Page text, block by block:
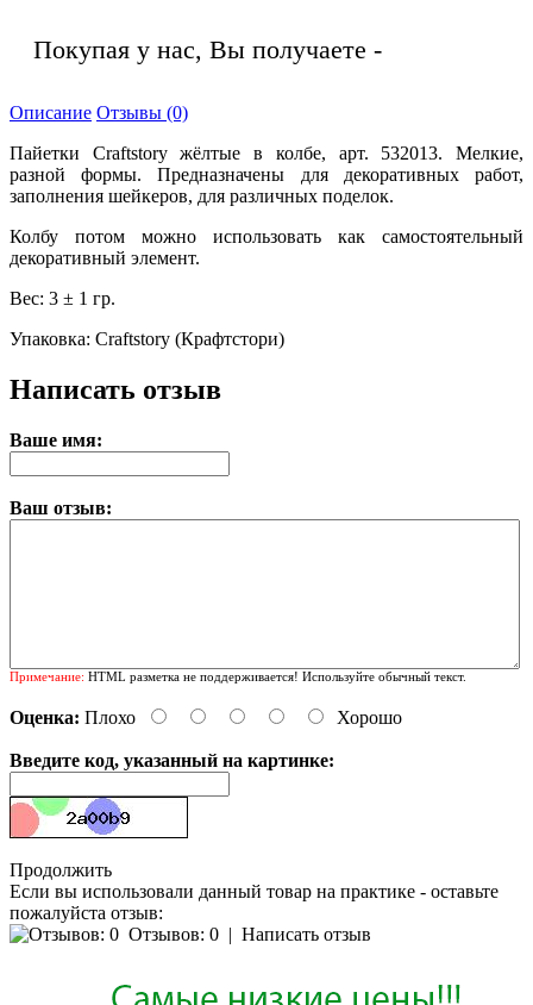
Покупая у нас, Вы получаете -
Описание Отзывы (0)
Пайетки Craftstory жёлтые в колбе, арт. 532013. Мелкие,
разной формы. Предназначены для декоративных работ,
заполнения шейкеров, для различных поделок.
Колбу потом можно использовать как самостоятельный
декоративный элемент.
Вес: 3 ± 1 гр.
Упаковка: Craftstory (Крафтстори)
Написать отзыв
Ваше имя:
Ваш отзыв:
Примечание: HTML разметка не поддерживается! Используйте обычный текст.
Оценка: Плохо Хорошо
Введите код, указанный на картинке:
Продолжить
Если вы использовали данный товар на практике - оставьте
пожалуйста отзыв:
Отзывов: 0 | Написать отзыв